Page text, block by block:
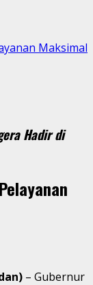
Maksimal
Hadir di
– Gubernur